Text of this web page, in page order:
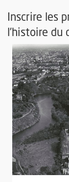
Inscrire les
l’histoire du